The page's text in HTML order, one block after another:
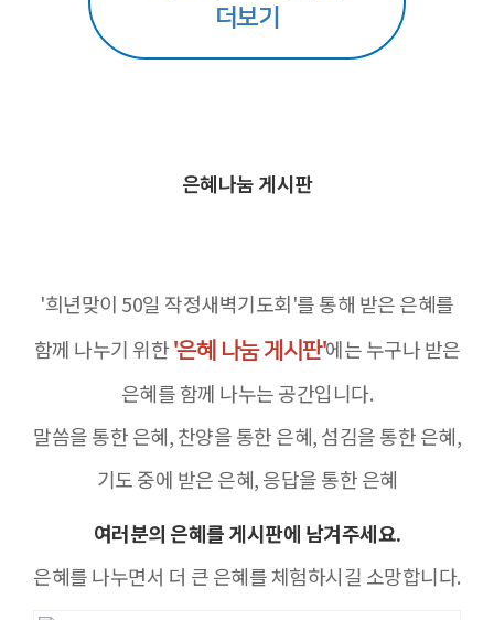
더보기
은혜나눔 게시판
'희년맞이 50일 작정새벽기도회'를 통해 받은 은혜를
함께 나누기 위한 '은혜 나눔 게시판'에는 누구나 받은
은혜를 함께 나누는 공간입니다.
말씀을 통한 은혜, 찬양을 통한 은혜, 섬김을 통한 은혜,
기도 중에 받은 은혜,응답을 통한 은혜
여러분의 은혜를 게시판에 남겨주세요.
은혜를 나누면서 더 큰 은혜를 체험하시길 소망합니다.